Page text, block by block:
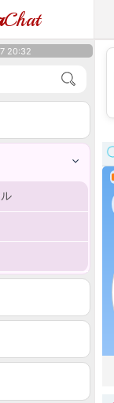
Chat
20:32